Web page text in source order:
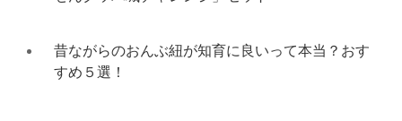
昔ながらのおんぶ紐が知育に良いって本当？おす
すめ５選！